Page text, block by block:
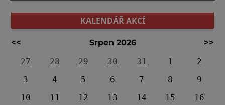
KALENDÁŘ AKCÍ
<< Srpen 2026
>>
27
28 29 30 31 1
2
3
4 5 6 7 8
9
10
11 12 13 14 15
16